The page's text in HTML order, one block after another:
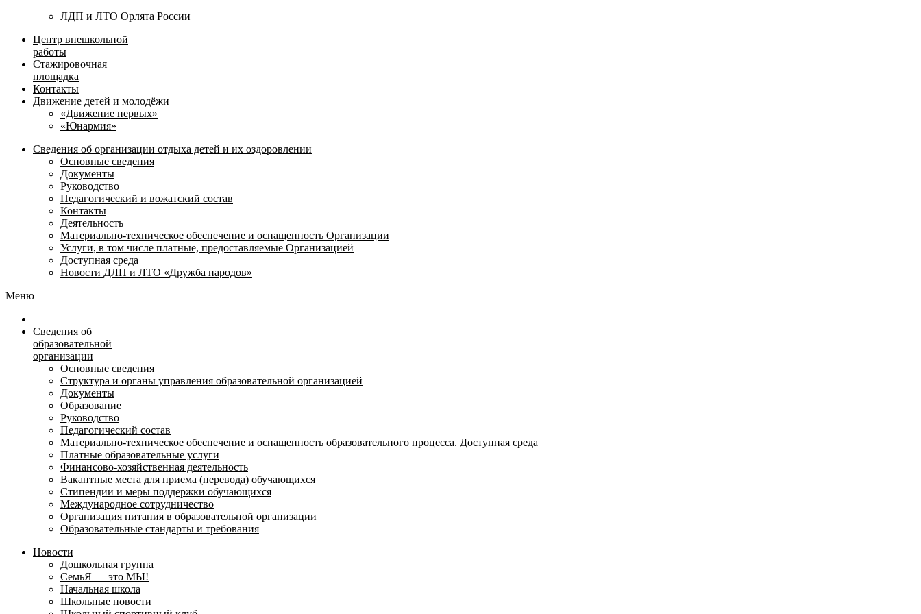
ЛДП и ЛТО Орлята России
Центр внешкольной
работы
Стажировочная
площадка
Контакты
Движение детей и молодёжи
«Движение первых»
«Юнармия»
Сведения об организации отдыха детей и их оздоровлении
Основные сведения
Документы
Руководство
Педагогический и вожатский состав
Контакты
Деятельность
Материально-техническое обеспечение и оснащенность Организации
Услуги, в том числе платные, предоставляемые Организацией
Доступная среда
Новости ДЛП и ЛТО «Дружба народов»
Меню
Сведения об
образовательной
организации
Основные сведения
Структура и органы управления образовательной организацией
Документы
Образование
Руководство
Педагогический состав
Материально-техническое обеспечение и оснащенность образовательного процесса. Доступная среда
Платные образовательные услуги
Финансово-хозяйственная деятельность
Вакантные места для приема (перевода) обучающихся
Стипендии и меры поддержки обучающихся
Международное сотрудничество
Организация питания в образовательной организации
Образовательные стандарты и требования
Новости
Дошкольная группа
СемьЯ — это МЫ!
Начальная школа
Школьные новости